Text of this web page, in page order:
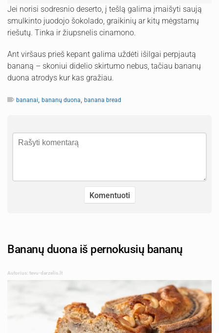
Jei norisi sodresnio deserto, į tešlą galima įmaišyti saują
smulkinto juodojo šokolado, graikinių ar kitų mėgstamų
riešutų. Tinka ir žiupsnelis cinamono.
Ant viršaus prieš kepant galima uždėti išilgai perpjautą
bananą – skoniui didelio skirtumo nebus, tačiau bananų
duona atrodys kur kas gražiau.
bananai, bananų duona, banana bread
Bananų duona iš pernokusių bananų
Autorius: tevu-darzelis.lt